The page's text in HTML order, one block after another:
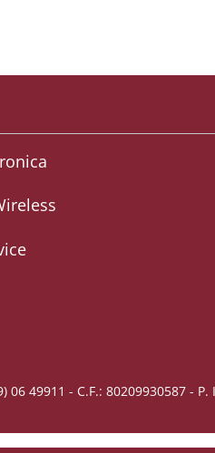
49911 - C.F.: 80209930587 - P.